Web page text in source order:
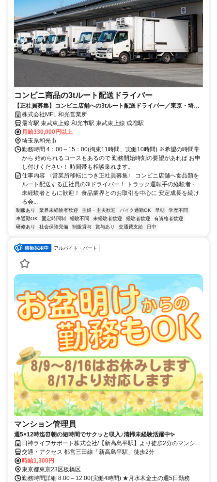
コンビニ商品の3tルート配送ドライバー
【正社員募集】コンビニ店舗への3tルート配送ドライバー／東京・埼玉
方面／AT限定OK／未経験OK
株式会社MFL 和光営業所
最寄駅 東武東上線 和光市駅 東武東上線 成増駅
月給330,000円以上
埼玉県和光市
勤務時間 4：00～15：00(拘束11時間、実働10時間) ※希望の時間帯
から 始められるコースもあるので 勤務開始時刻の要望があれば お申
し付けください！ 時間帯も相談乗れます。
仕事内容 〈営業所移転につき正社員募集〉 コンビニ店舗へ食品類を
ルート配送する正社員の3tドライバー！ トラック運転手の経験者・
未経験者ともに歓迎！ 食品業界とのお取引を中心に 安定成長を続け
る会...
制服あり 業界未経験者歓迎 主婦・主夫歓迎 バイク通勤OK 早朝
学歴不問
車通勤OK
固定時間制 経験不問 未経験者歓迎 経験者歓迎
有資格者歓迎
研修あり
社会保険完備 制服貸与 賞与あり 交通費支給 日中
アルバイト・パート
マンション管理員
週5×12時迄⏰朝の短時間でサクッと収入♪清掃未経験活躍中✨
日神ライフサポート株式会社/【新高島平駅】より徒歩2分のマンショ
ン
交通・アクセス 都営三田線「新高島平駅」徒歩2分
時給1,300円
東京都東京23区板橋区
勤務時間詳細 8:00～12:00(実働4時間) ★月水木金土の週5日勤務